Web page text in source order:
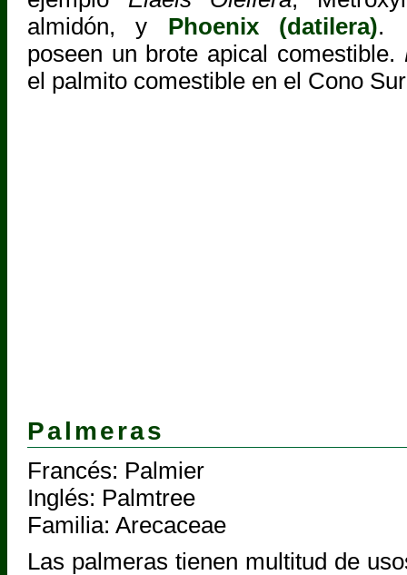
almidón, y Phoenix (datilera).
poseen un brote apical comestible.
el palmito comestible en el Cono
Palmeras
Francés: Palmier
Inglés: Palmtree
Familia: Arecaceae
Las palmeras tienen multitud de